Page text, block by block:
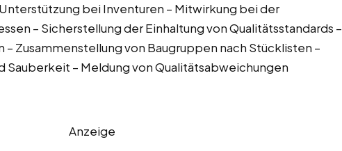
bei Inventuren – Mitwirkung bei der
– Sicherstellung der Einhaltung von Qualitätsstandards –
Zusammenstellung von Baugruppen nach Stücklisten –
Sauberkeit – Meldung von Qualitätsabweichungen
Anzeige